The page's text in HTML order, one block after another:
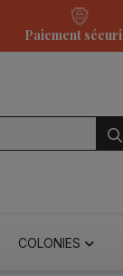
Paiement
COLONIES